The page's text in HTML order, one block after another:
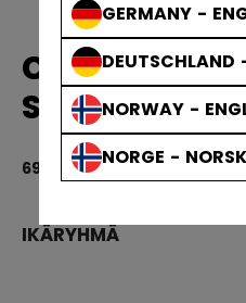
GERMANY -
DEUTSCHLAND
NORWAY -
NORGE - NORSK
CCM
SENIOR
69,90 €
IKÄRYHMÄ